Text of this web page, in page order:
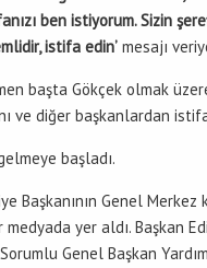
ben istiyorum. Sizin
istifa edin’ mesajı
başta Gökçek olmak
ve diğer başkanlardan
başladı.
Başkanının Genel Merkez
yer aldı. Başkan
Genel Başkan